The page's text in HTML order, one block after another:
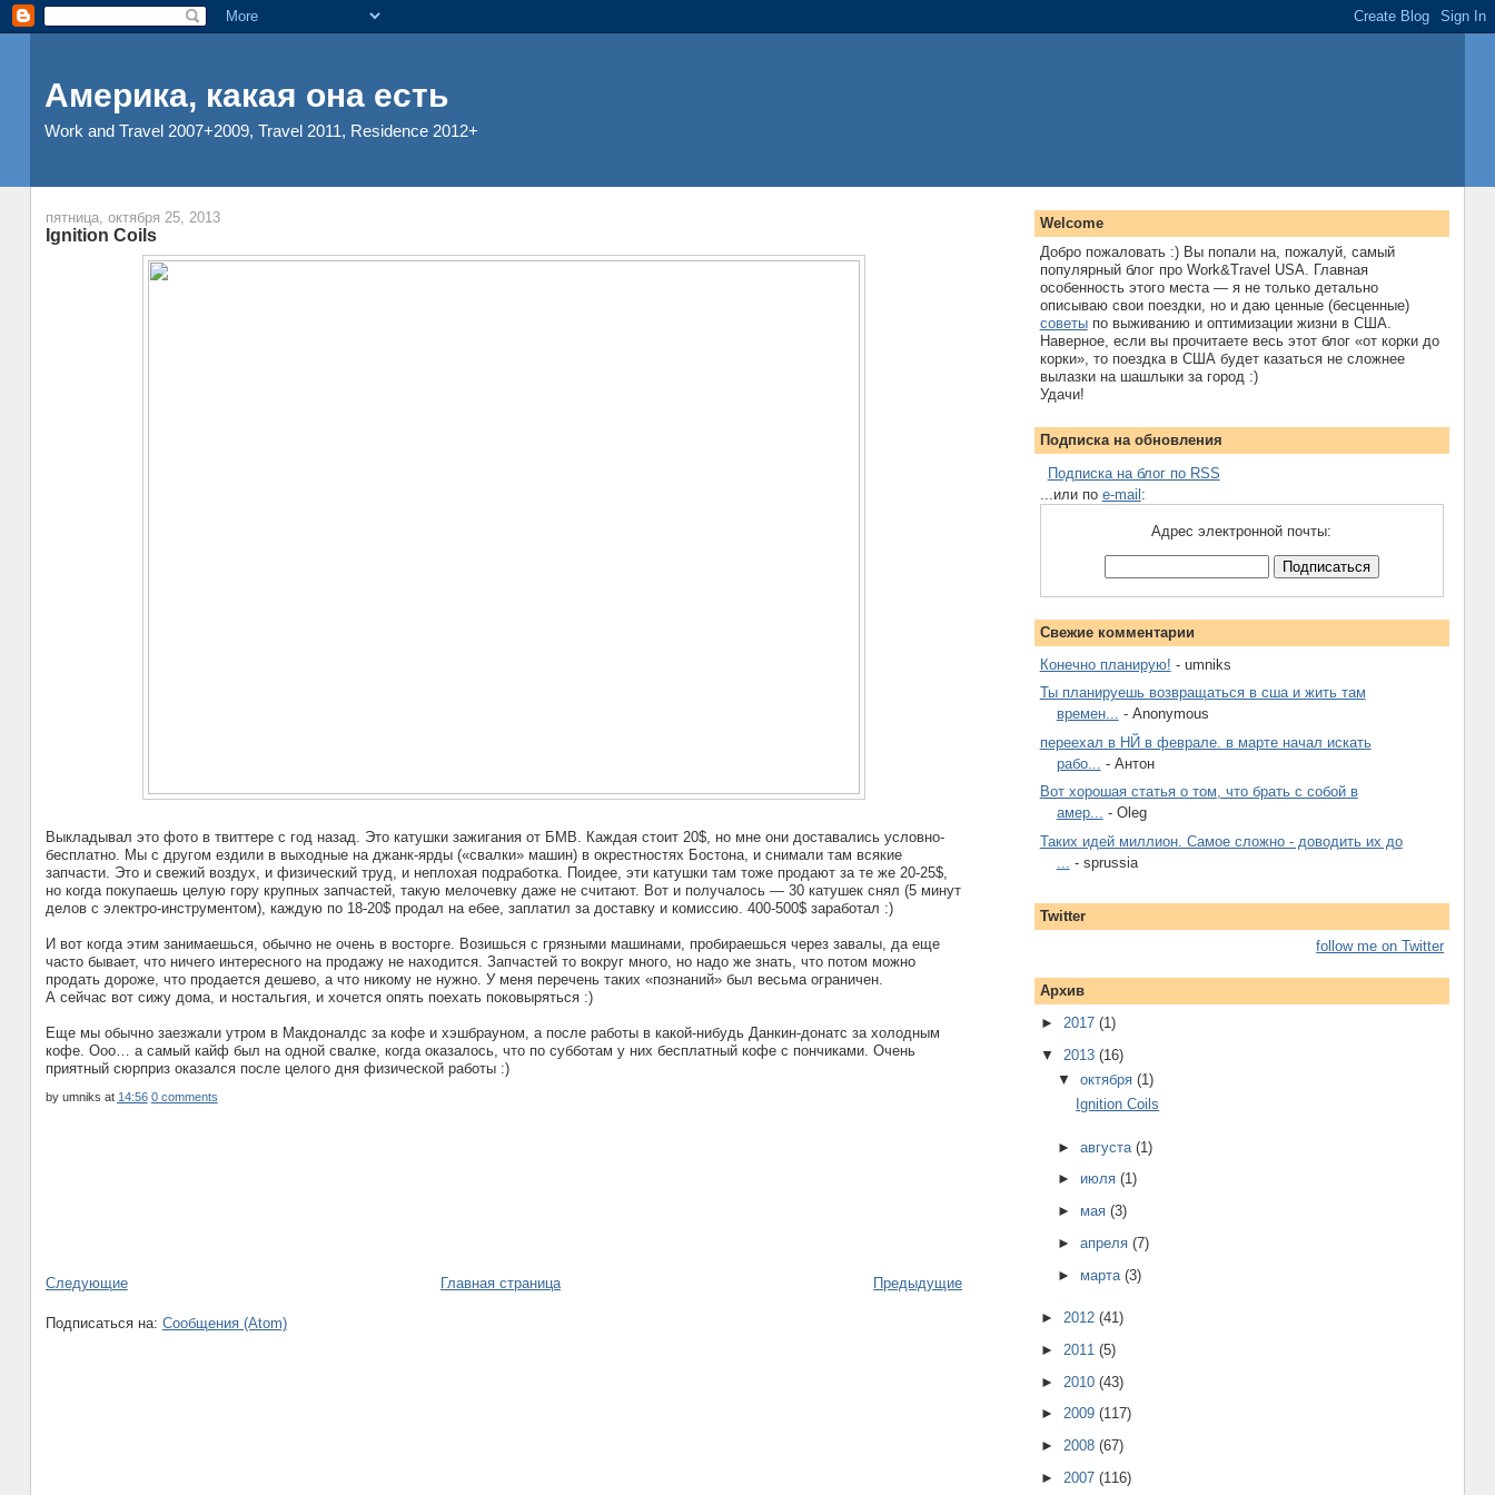
Америка, какая она есть
Work and Travel 2007+2009, Travel 2011, Residence 2012+
пятница, октября 25, 2013
Ignition Coils
Выкладывал это фото в твиттере с год назад. Это катушки зажигания от БМВ. Каждая стоит 20$, но мне они доставались условно-
бесплатно. Мы с другом ездили в выходные на джанк-ярды («свалки» машин) в окрестностях Бостона, и снимали там всякие
запчасти. Это и свежий воздух, и физический труд, и неплохая подработка. Поидее, эти катушки там тоже продают за те же 20-25$,
но когда покупаешь целую гору крупных запчастей, такую мелочевку даже не считают. Вот и получалось — 30 катушек снял (5 минут
делов с электро-инструментом), каждую по 18-20$ продал на ебее, заплатил за доставку и комиссию. 400-500$ заработал :)
И вот когда этим занимаешься, обычно не очень в восторге. Возишься с грязными машинами, пробираешься через завалы, да еще
часто бывает, что ничего интересного на продажу не находится. Запчастей то вокруг много, но надо же знать, что потом можно
продать дороже, что продается дешево, а что никому не нужно. У меня перечень таких «познаний» был весьма ограничен.
А сейчас вот сижу дома, и ностальгия, и хочется опять поехать поковыряться :)
Еще мы обычно заезжали утром в Макдоналдс за кофе и хэшбрауном, а после работы в какой-нибудь Данкин-донатс за холодным
кофе. Ооо… а самый кайф был на одной свалке, когда оказалось, что по субботам у них бесплатный кофе с пончиками. Очень
приятный сюрприз оказался после целого дня физической работы :)
by umniks at 14:56 0 comments
Следующие Предыдущие
Главная страница
Подписаться на: Сообщения (Atom)
Welcome
Добро пожаловать :) Вы попали на, пожалуй, самый
популярный блог про Work&Travel USA. Главная
особенность этого места — я не только детально
описываю свои поездки, но и даю ценные (бесценные)
советыпо выживанию и оптимизации жизни в США.
Наверное, если вы прочитаете весь этот блог «от корки до
корки», то поездка в США будет казаться не сложнее
вылазки на шашлыки за город :)
Удачи!
Подписка на обновления
Подписка на блог по RSS
...или по e-mail:
Адрес электронной почты:
Свежие комментарии
Конечно планирую! - umniks
Ты планируешь возвращаться в сша и жить там
времен... - Anonymous
переехал в НЙ в феврале. в марте начал искать
рабо...
- Антон
Вот хорошая статья о том, что брать с собой в
амер... - Oleg
Таких идей миллион. Самое сложно - доводить их до
- sprussia
Twitter
follow me on Twitter
Архив
► 2017 (1)
▼ 2013 (16)
▼октября(1)
Ignition Coils
►августа(1)
► июля(1)
► мая(3)
►апреля(7)
► марта(3)
► 2012 (41)
► 2011 (5)
► 2010 (43)
► 2009 (117)
► 2008 (67)
► 2007 (116)